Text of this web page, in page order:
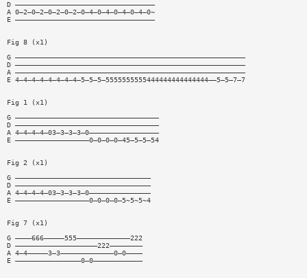
D ——————————————————————————————————
A 0—2—0—2—0—2—0—2—0—4—0—4—0—4—0—4—0~
E ——————————————————————————————————
Fig 8 (x1)
G ————————————————————————————————————————————————————————
D ————————————————————————————————————————————————————————
A ————————————————————————————————————————————————————————
E 4—4—4—4—4—4—4—4—5—5—5—5555555555444444444444444——5—5—7—7
Fig 1 (x1)
G ———————————————————————————————————
D ———————————————————————————————————
A 4—4—4—4—03—3—3—3—0—————————————————
E ——————————————————0—0—0—0—45—5—5—54
Fig 2 (x1)
G —————————————————————————————————
D —————————————————————————————————
A 4—4—4—4—03—3—3—3—0———————————————
E ——————————————————0—0—0—0—5~5~5~4
Fig 7 (x1)
G ————666—————555—————————————222
D ————————————————————222————————
A 4—4—————3—3—————————————0—0————
E ————————————————0—0————————————